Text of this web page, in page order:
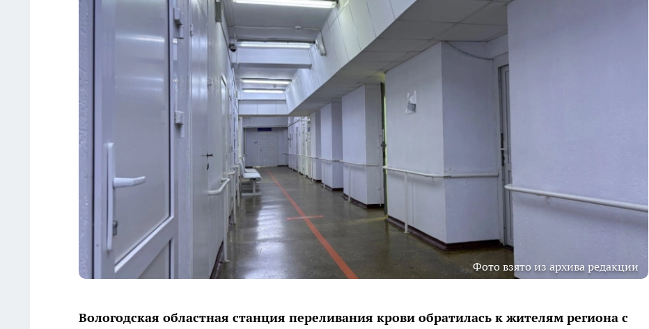
Фото взято из архива редакции
Вологодская областная станция переливания крови обратилась к жителям региона с